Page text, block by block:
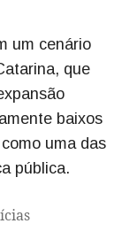
um cenário
que
baixos
uma das
pública.